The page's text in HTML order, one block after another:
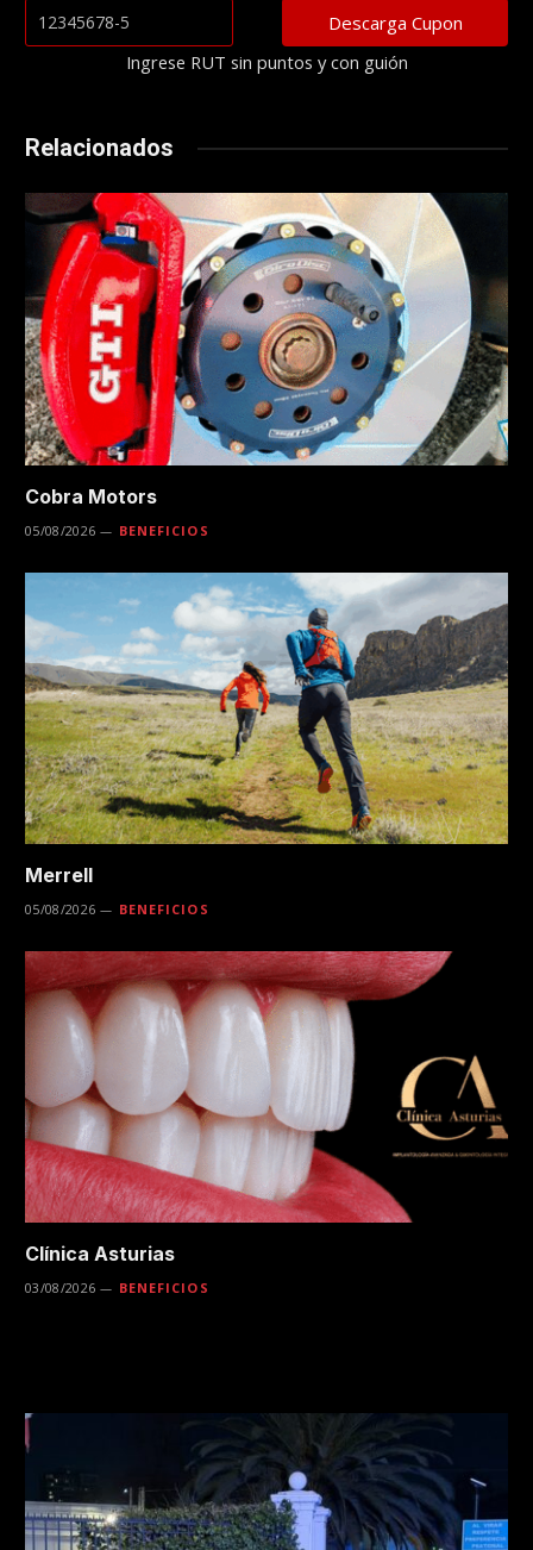
Ingrese RUT sin puntos y con guión
Relacionados
Cobra Motors
05/08/2026 BENEFICIOS
Merrell
05/08/2026 BENEFICIOS
Clínica Asturias
03/08/2026 BENEFICIOS